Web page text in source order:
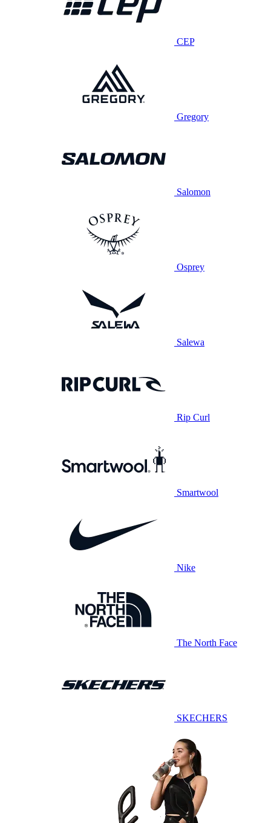
CEP
Gregory
Salomon
Osprey
Salewa
Rip Curl
Smartwool
Nike
The North Face
SKECHERS